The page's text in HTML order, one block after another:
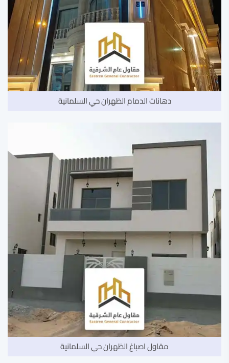
دهانات الدمام الظهران حي السلمانية
مقاول اصباغ الظهران حي السلمانية